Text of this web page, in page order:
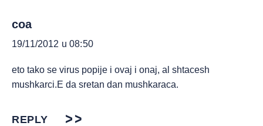
coa
19/11/2012 u 08:50
eto tako se virus popije i ovaj i onaj, al shtacesh
mushkarci.E da sretan dan mushkaraca.
REPLY